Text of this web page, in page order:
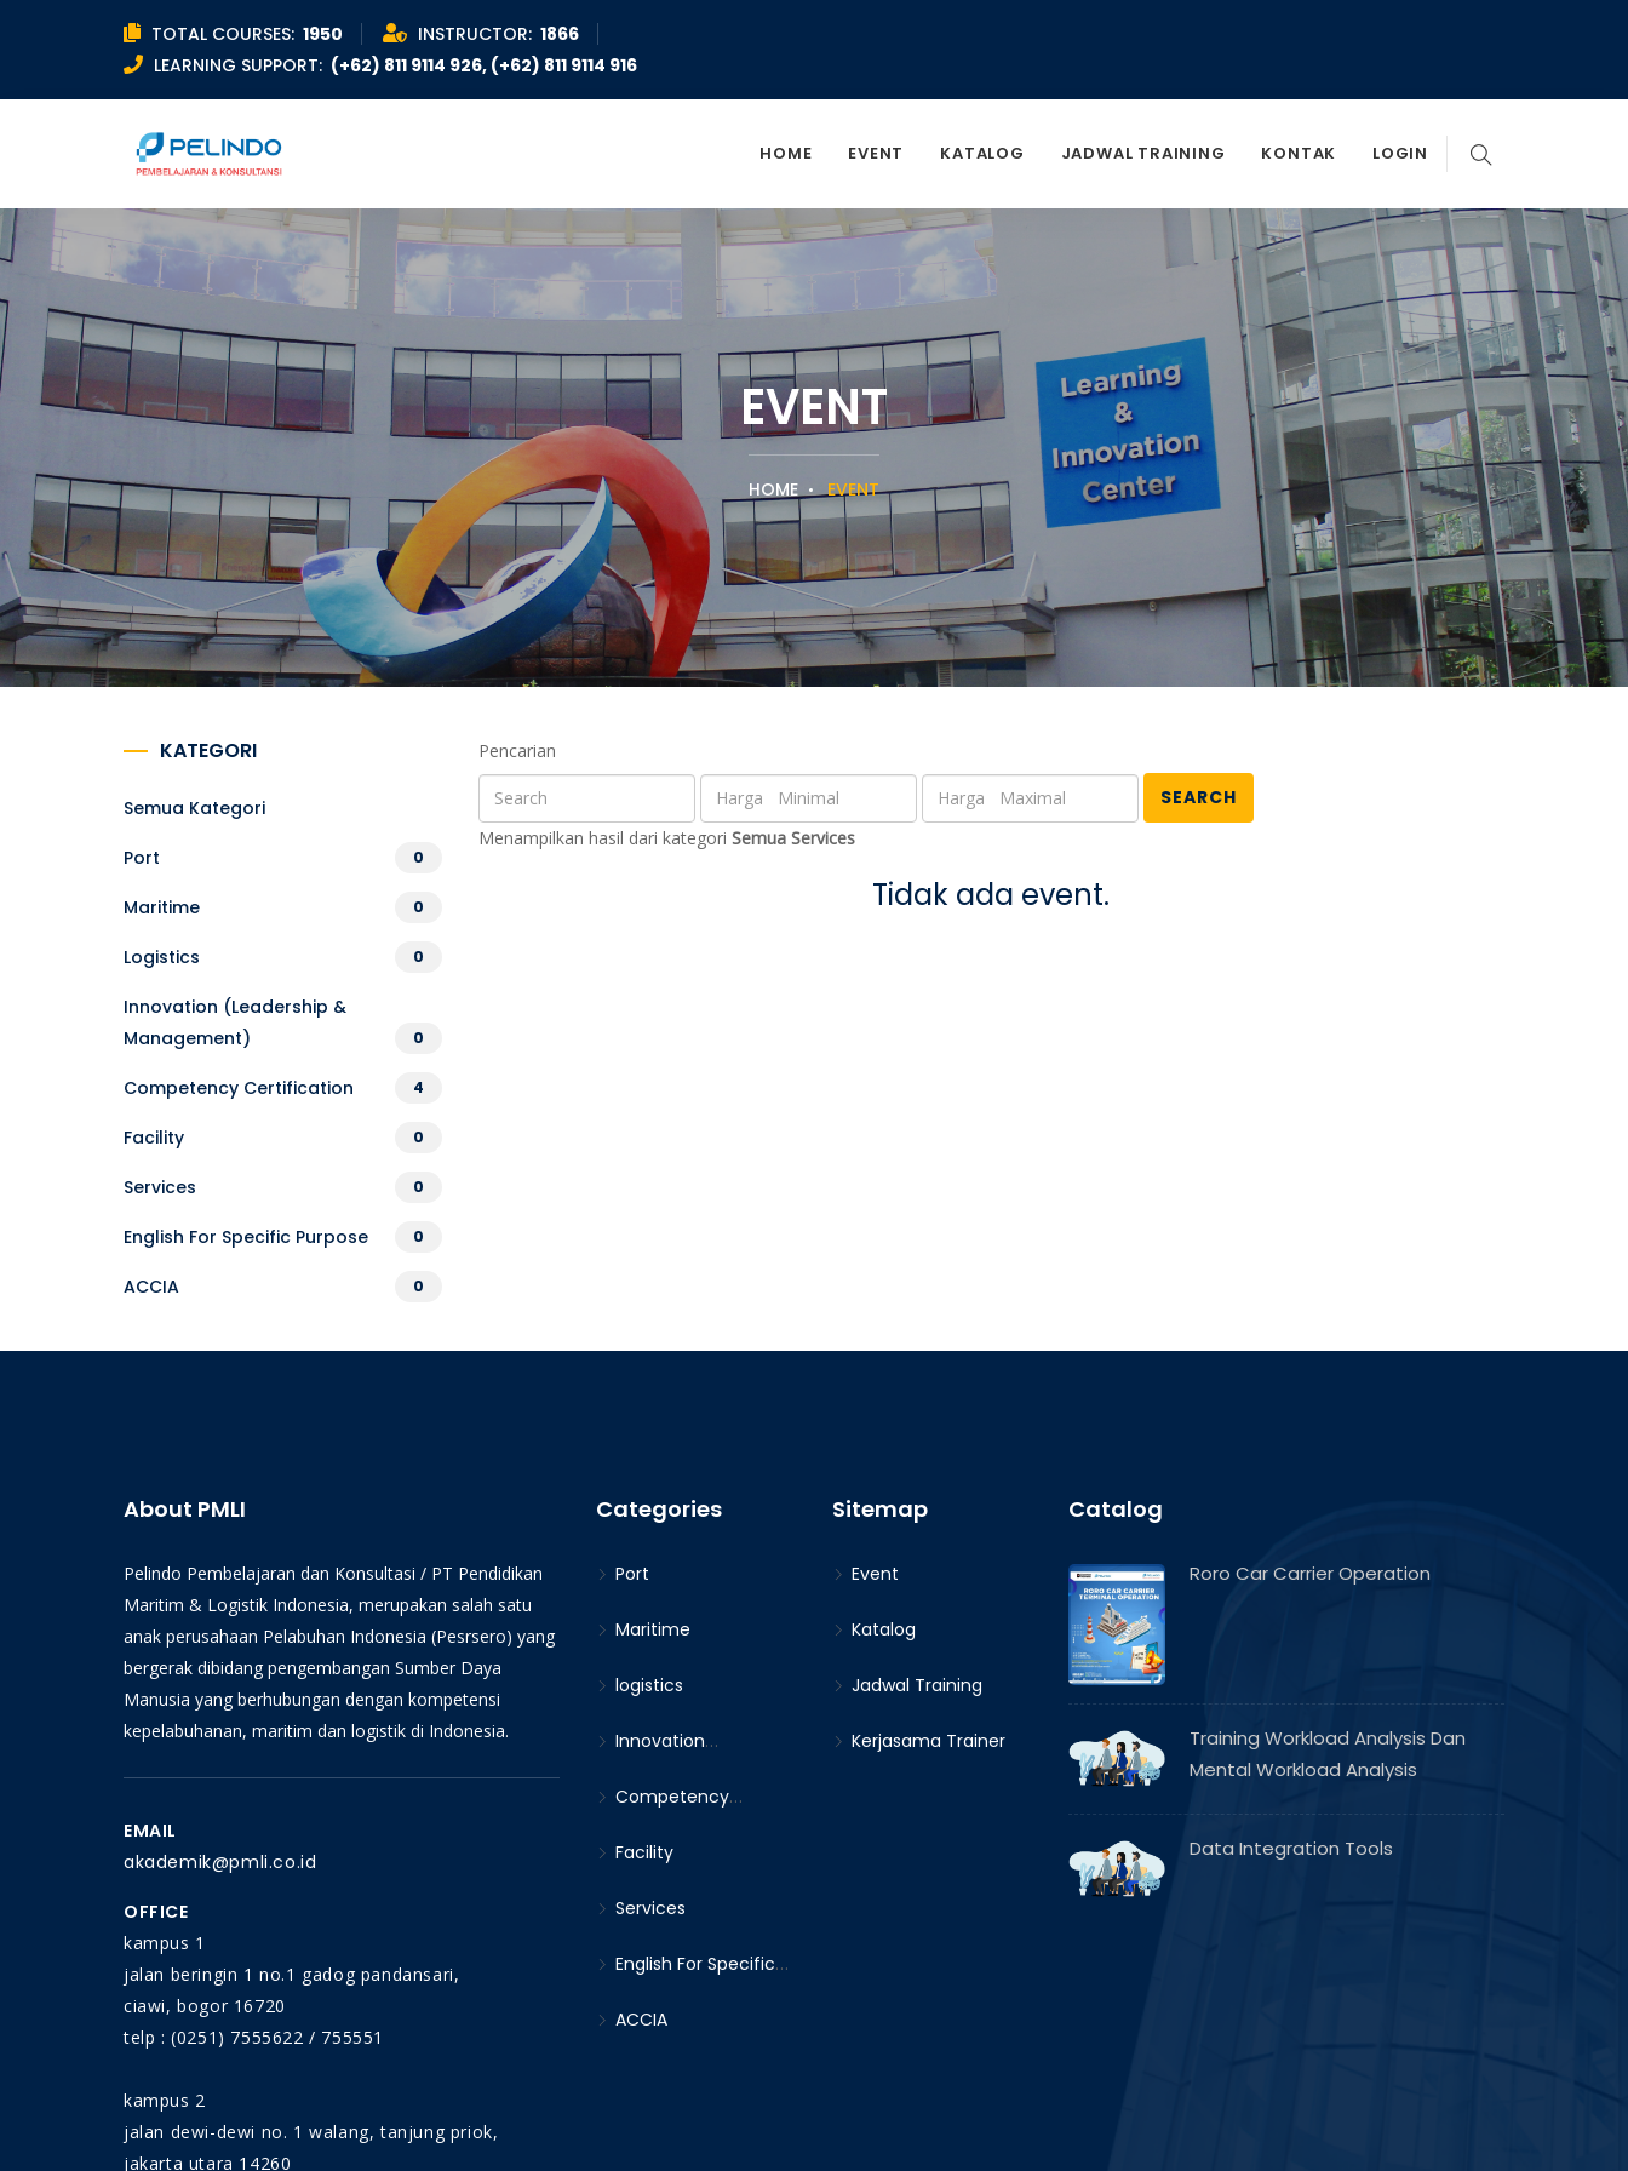
TOTAL COURSES: 1950 INSTRUCTOR: 1866
LEARNING SUPPORT: (+62) 811 9114 926, (+62) 811 9114 916
HOME EVENT KATALOG JADWAL TRAINING KONTAK LOGIN
EVENT
HOME EVENT
KATEGORI
Semua Kategori
Port 0
Maritime 0
Logistics 0
Innovation (Leadership &
Management)
0
Competency Certification 4
Facility 0
Services 0
English For Specific Purpose 0
ACCIA 0
Pencarian
SEARCH
Menampilkan hasil dari kategori Semua Services
Tidak ada event.
About PMLI
Pelindo Pembelajaran dan Konsultasi / PT Pendidikan
Maritim & Logistik Indonesia, merupakan salah satu
anak perusahaan Pelabuhan Indonesia (Pesrsero) yang
bergerak dibidang pengembangan Sumber Daya
Manusia yang berhubungan dengan kompetensi
kepelabuhanan, maritim dan logistik di Indonesia.
EMAIL
akademik@pmli.co.id
OFFICE
kampus 1
jalan beringin 1 no.1 gadog pandansari,
ciawi, bogor 16720
telp : (0251) 7555622 / 755551
kampus 2
jalan dewi-dewi no. 1 walang, tanjung priok,
jakarta utara 14260
Categories
Port
Maritime
logistics
Innovation
Management)
Competency
Facility
Services
English For Specific
ACCIA
Sitemap
Event
Katalog
Jadwal Training
Kerjasama Trainer
Catalog
Roro Car Carrier Operation
Training Workload Analysis Dan
Mental Workload Analysis
Data Integration Tools